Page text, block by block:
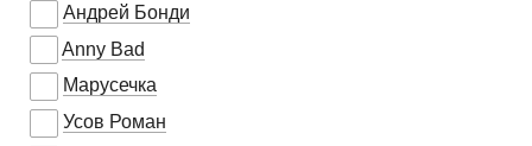
Андрей Бонди
Anny Bad
Марусечка
Усов Роман